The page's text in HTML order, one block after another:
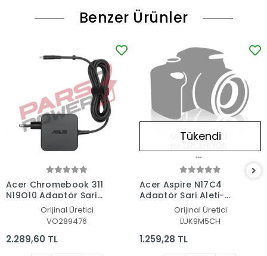
Benzer Ürünler
Acer Chromebook 311
N19Q10 Adaptör Şarj
Aleti-CihazıOrijinal Üretici
VO289476
2.289,60 TL
Tükendi
Acer Aspire N17C4
Adaptör Şarj Aleti-
Orijinal Üretici
LUK9M5CH
1.259,28 TL